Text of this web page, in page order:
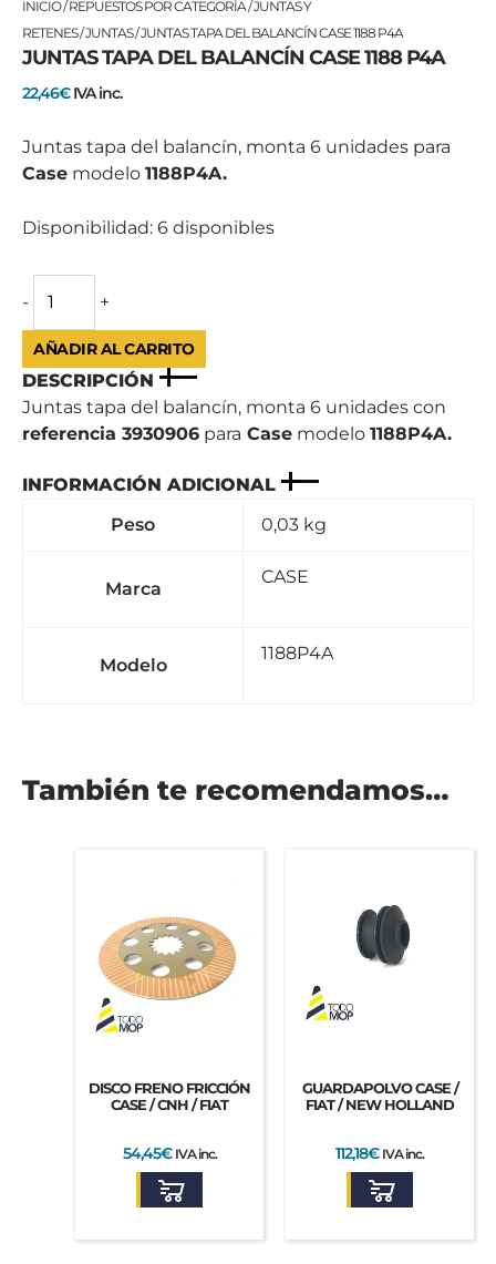
INICIO/REPUESTOS POR CATEGORÍA/JUNTAS Y
RETENES/JUNTAS/ JUNTAS TAPA DEL BALANCÍN CASE 1188 P4A
JUNTAS TAPA DEL BALANCÍN CASE 1188 P4A
22,46€ IVA inc.
Juntas tapa del balancín, monta 6 unidades para
Case modelo 1188P4A.
Disponibilidad: 6 disponibles
-
JUNTAS
TAPA
DEL
BALANCÍN
1188
P4A
+
AÑADIR AL CARRITO
DESCRIPCIÓN
Juntas tapa del balancín, monta 6 unidades con
referencia 3930906 para Case modelo 1188P4A.
INFORMACIÓN ADICIONAL
Peso
0,03 kg
Marca
CASE
Modelo
1188P4A
También te recomendamos…
DISCO FRENO FRICCIÓN
CASE / CNH / FIAT
54,45€ IVA inc.
GUARDAPOLVO CASE /
FIAT / NEW HOLLAND
112,18€ IVA inc.